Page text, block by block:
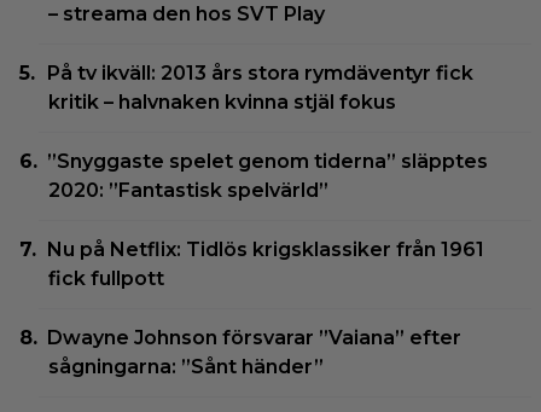
– streama den hos SVT Play
På tv ikväll: 2013 års stora rymdäventyr fick
kritik – halvnaken kvinna stjäl fokus
”Snyggaste spelet genom tiderna” släpptes
2020: ”Fantastisk spelvärld”
Nu på Netflix: Tidlös krigsklassiker från 1961
fick fullpott
Dwayne Johnson försvarar ”Vaiana” efter
sågningarna: ”Sånt händer”